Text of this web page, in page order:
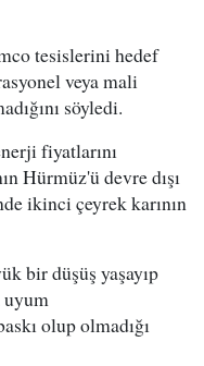
tesislerini hedef
veya mali
söyledi.
fiyatlarını
Hürmüz'ü devre dışı
ikinci çeyrek karının
bir düşüş yaşayıp
uyum
olup olmadığı